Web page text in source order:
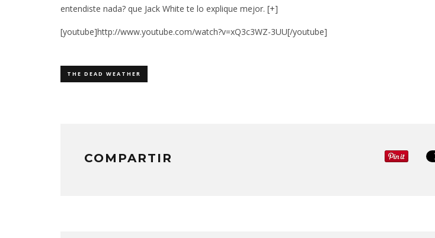
entendiste nada? que Jack White te lo explique mejor. [+]
[youtube]http://www.youtube.com/watch?v=xQ3c3WZ-3UU[/youtube]
THE DEAD WEATHER
COMPARTIR